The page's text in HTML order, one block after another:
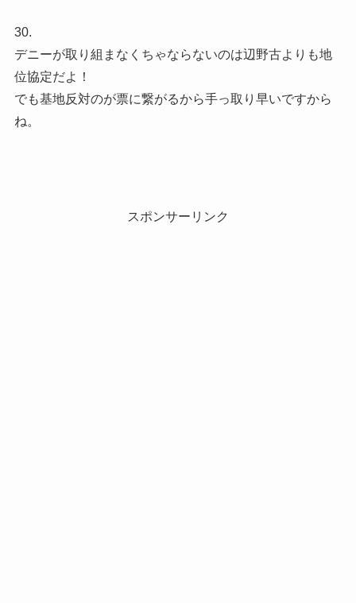
30.
デニーが取り組まなくちゃならないのは辺野古よりも地
位協定だよ！
でも基地反対のが票に繋がるから手っ取り早いですから
ね。
スポンサーリンク